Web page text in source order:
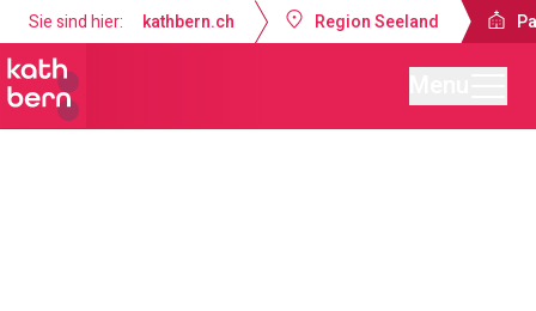
Sie sind hier: kathbern.ch Region Seeland